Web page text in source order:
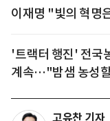
이재명 "빛의 혁명
'트랙터 행진' 전국
계속…"밤샘 농성